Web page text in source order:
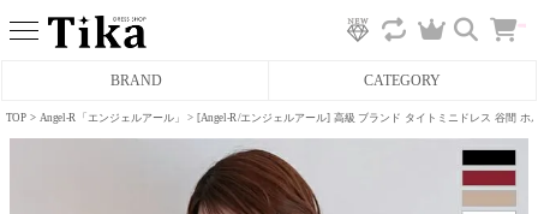
BRAND CATEGORY
へ
TOP Angel-R「エンジェルアール」 [Angel-R/エンジェルアール] 高級 ブランド タイトミニドレス 谷間